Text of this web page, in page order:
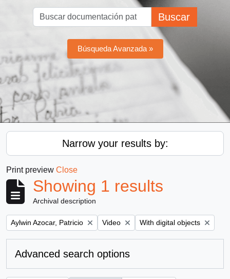
Buscar
Búsqueda Avanzada »
Narrow your results by:
Print preview Close
Showing 1 results
Archival description
Remove filter:
Aylwin Azocar, Patricio Remove filter:
Video Remove filter:
With digital objects
Advanced search options